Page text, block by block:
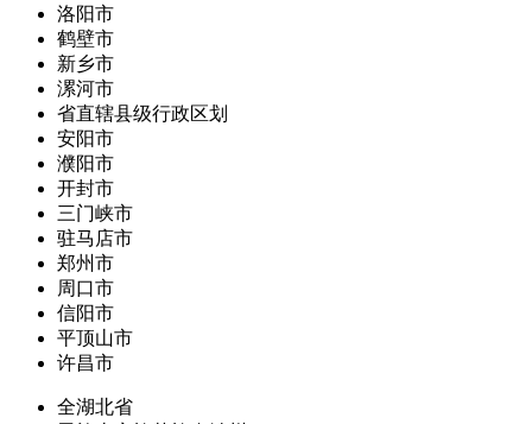
洛阳市
鹤壁市
新乡市
漯河市
省直辖县级行政区划
安阳市
濮阳市
开封市
三门峡市
驻马店市
郑州市
周口市
信阳市
平顶山市
许昌市
全湖北省